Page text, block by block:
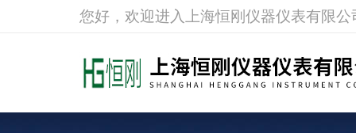
您好，欢迎进入上海恒刚仪器仪表有限公